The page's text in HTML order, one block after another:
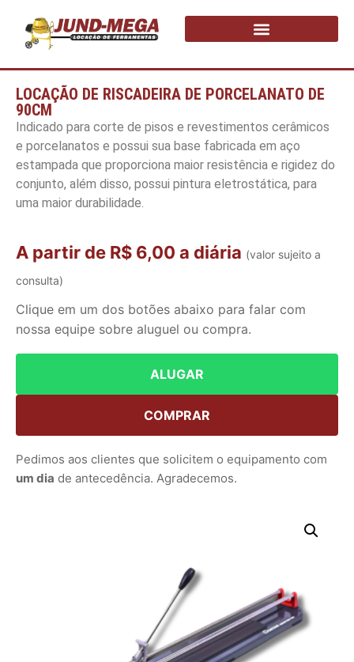
LOCAÇÃO DE RISCADEIRA DE PORCELANATO DE
90CM
Indicado para corte de pisos e revestimentos cerâmicos
e porcelanatos e possui sua base fabricada em aço
estampada que proporciona maior resistência e rigidez do
conjunto, além disso, possui pintura eletrostática, para
uma maior durabilidade.
A partir de R$ 6,00 a diária (valor sujeito a
consulta)
Clique em um dos botões abaixo para falar com
nossa equipe sobre aluguel ou compra.
ALUGAR
COMPRAR
Pedimos aos clientes que solicitem o equipamento com
um dia de antecedência. Agradecemos.